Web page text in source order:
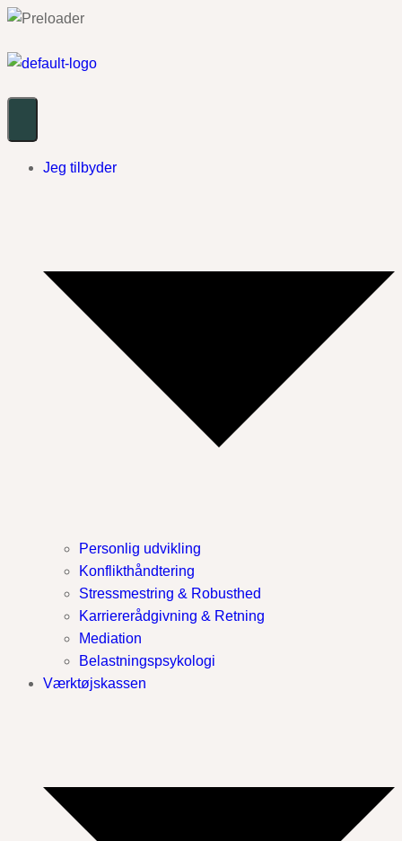
Jeg tilbyder
Personlig udvikling
Konflikthåndtering
Stressmestring & Robusthed
Karriererådgivning & Retning
Mediation
Belastningspsykologi
Værktøjskassen